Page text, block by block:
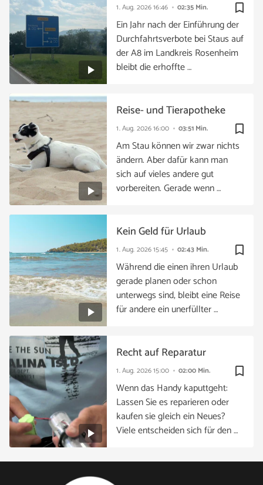
bookmark_border
1. Aug. 202616:46 02:35 Min.
Ein Jahr nach der Einführung der
Durchfahrtsverbote bei Staus auf
der A8 im Landkreis Rosenheim
bleibt die erhoffte …
bookmark_border
1. Aug. 202616:00 03:51 Min.
Reise- und Tierapotheke
Am Stau können wir zwar nichts
ändern. Aber dafür kann man
sich auf vieles andere gut
vorbereiten. Gerade wenn …
bookmark_border
1. Aug. 202615:45 02:43 Min.
Kein Geld für Urlaub
Während die einen ihren Urlaub
gerade planen oder schon
unterwegs sind, bleibt eine Reise
für andere ein unerfüllter …
bookmark_border
1. Aug. 202615:00 02:00 Min.
Recht auf Reparatur
Wenn das Handy kaputtgeht:
Lassen Sie es reparieren oder
kaufen sie gleich ein Neues?
Viele entscheiden sich für den …